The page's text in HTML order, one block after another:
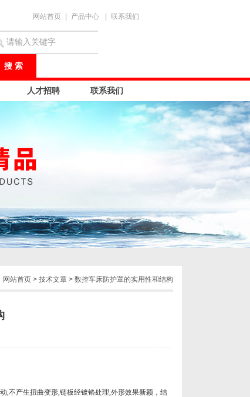
网站首页 产品中心 联系我们
人才招聘 联系我们
网站首页> 技术文章> 数控车床防护罩的实用性和结构
,不产生扭曲变形,链板经镀铬处理,外形效果新颖，结